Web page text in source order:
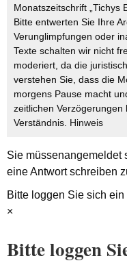
Monatszeitschrift „Tichys
Bitte entwerten Sie Ihre
Verunglimpfungen oder
Texte schalten wir nicht
moderiert, da die
verstehen Sie, dass die
morgens Pause macht
zeitlichen
Verständnis. Hinweis
Sie müssenangemeldet
eine Antwort schreiben
Bitte loggen Sie sich ein
×
Bitte loggen